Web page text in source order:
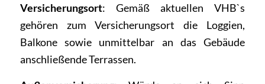
Versicherungsort: Gemäß aktuellen VHB`s
gehören zum Versicherungsort die Loggien,
Balkone sowie unmittelbar an das Gebäude
anschließende Terrassen.